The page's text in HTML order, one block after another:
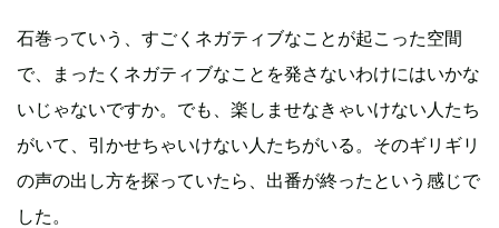
石巻っていう、すごくネガティブなことが起こった空間
で、まったくネガティブなことを発さないわけにはいかな
いじゃないですか。でも、楽しませなきゃいけない人たち
がいて、引かせちゃいけない人たちがいる。そのギリギリ
の声の出し方を探っていたら、出番が終ったという感じで
した。